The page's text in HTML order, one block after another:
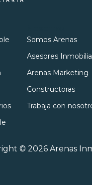
Somos Arenas
Asesores
Arenas Marketing
Constructoras
Trabaja con
© 2026 Arenas